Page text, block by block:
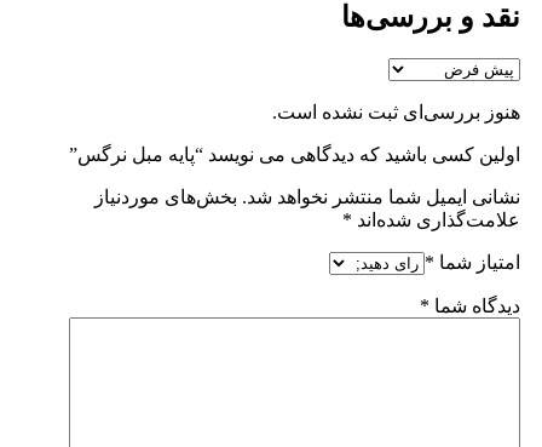
نقد و بررسی‌ها
هنوز بررسی‌ای ثبت نشده است.
اولین کسی باشید که دیدگاهی می نویسد “پایه مبل نرگس”
نشانی ایمیل شما منتشر نخواهد شد. بخش‌های موردنیاز
علامت‌گذاری شده‌اند *
امتیاز شما *
دیدگاه شما *